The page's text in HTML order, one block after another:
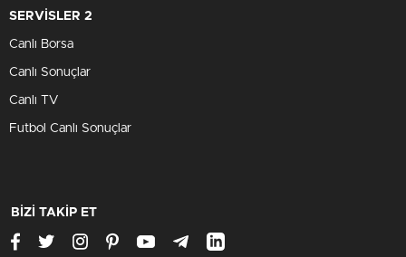
SERVİSLER 2
Canlı Borsa
Canlı Sonuçlar
Canlı TV
Futbol Canlı Sonuçlar
BİZİ TAKİP ET